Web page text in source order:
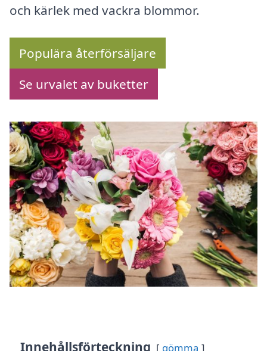
och kärlek med vackra blommor.
Populära återförsäljare
Se urvalet av buketter
Innehållsförteckning gömma